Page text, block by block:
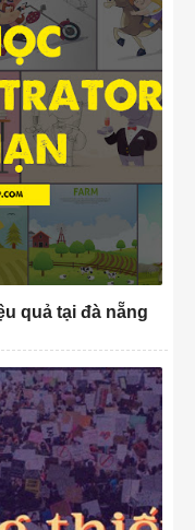
quả tại đà nẵng